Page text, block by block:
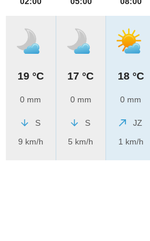
19 °C
0 mm
S
9 km/h
17 °C
0 mm
S
5 km/h
18 °C
0 mm
JZ
1 km/h